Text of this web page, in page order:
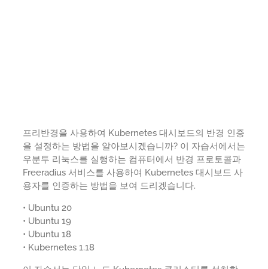
프리반경을 사용하여 Kubernetes 대시보드의 반경 인증
을 설정하는 방법을 알아보시겠습니까? 이 자습서에서는
우분투 리눅스를 실행하는 컴퓨터에서 반경 프로토콜과
Freeradius 서비스를 사용하여 Kubernetes 대시보드 사
용자를 인증하는 방법을 보여 드리겠습니다.
• Ubuntu 20
• Ubuntu 19
• Ubuntu 18
• Kubernetes 1.18